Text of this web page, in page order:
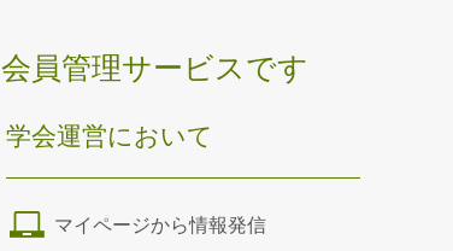
会員管理サービスです
学会運営において
マイページから情報発信